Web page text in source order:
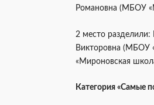
Романовна (МБОУ
2 место
Викторовна (МБОУ
«Мироновская
Категория «Самые